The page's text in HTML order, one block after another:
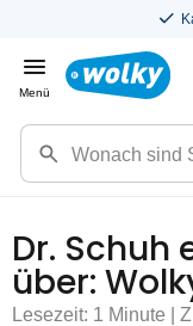
Menü
Dr. Schuh
über:
Lesezeit: 1 Minute |